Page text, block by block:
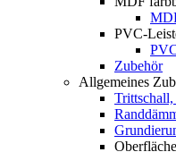
PVC-
Zubehör
Allgemeines